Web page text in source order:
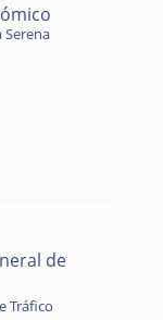
Serena
de
Tráfico